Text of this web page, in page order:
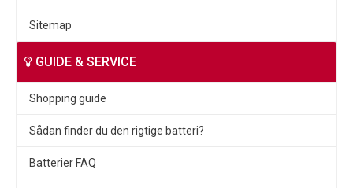
Sitemap
GUIDE & SERVICE
Shopping guide
Sådan finder du den rigtige batteri?
Batterier FAQ